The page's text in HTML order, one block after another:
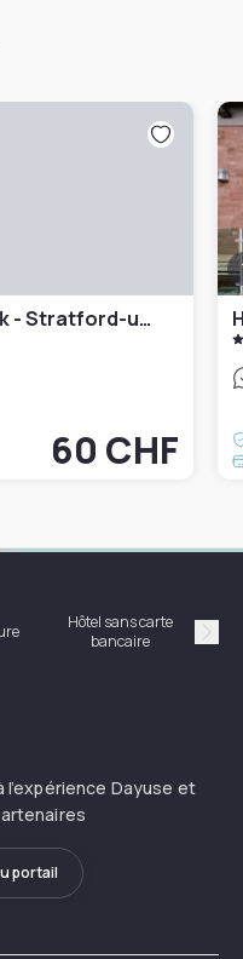
Holiday Inn Express Warwick - Stratford-upon-Avon by IHG
60 CHF
Hôtel sans carte
bancaire
Dayuse et
portail